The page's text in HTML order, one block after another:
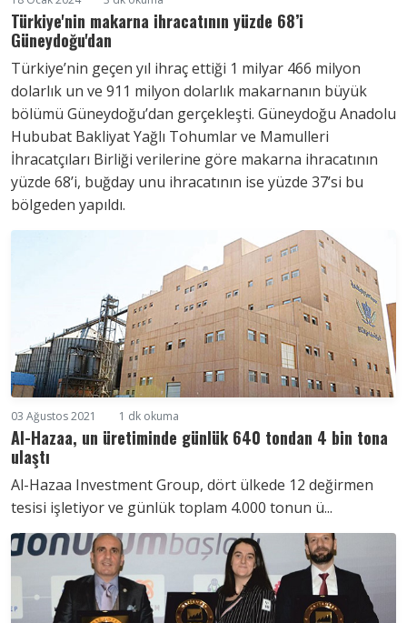
Türkiye'nin makarna ihracatının yüzde 68’i
Güneydoğu'dan
Türkiye’nin geçen yıl ihraç ettiği 1 milyar 466 milyon
dolarlık un ve 911 milyon dolarlık makarnanın büyük
bölümü Güneydoğu’dan gerçekleşti. Güneydoğu Anadolu
Hububat Bakliyat Yağlı Tohumlar ve Mamulleri
İhracatçıları Birliği verilerine göre makarna ihracatının
yüzde 68’i, buğday unu ihracatının ise yüzde 37’si bu
bölgeden yapıldı.
03 Ağustos 2021 1 dk okuma
Al-Hazaa, un üretiminde günlük 640 tondan 4 bin tona
ulaştı
Al-Hazaa Investment Group, dört ülkede 12 değirmen
tesisi işletiyor ve günlük toplam 4.000 tonun ü...